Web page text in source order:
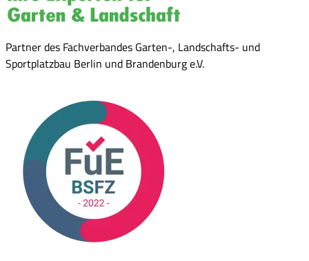
Partner des Fachverbandes Garten-, Landschafts- und
Sportplatzbau Berlin und Brandenburg e.V.